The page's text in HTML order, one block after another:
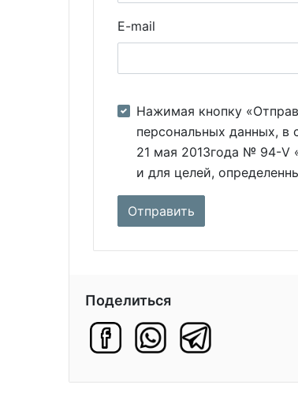
E-mail
Нажимая кнопку
персональных данных, в
21 мая 2013года № 94-V
и для целей,
Поделиться